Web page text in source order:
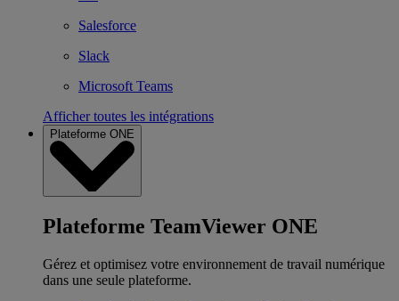
Salesforce
Slack
Microsoft Teams
Afficher toutes les intégrations
Plateforme ONE
Plateforme TeamViewer ONE
Gérez et optimisez votre environnement de travail numérique
dans une seule plateforme.